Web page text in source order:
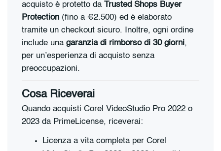
acquisto è protetto da Trusted Shops Buyer
Protection (fino a €2.500) ed è elaborato
tramite un checkout sicuro. Inoltre, ogni ordine
include una garanzia di rimborso di 30 giorni,
per un’esperienza di acquisto senza
preoccupazioni.
Cosa Riceverai
Quando acquisti Corel VideoStudio Pro 2022 o
2023 da PrimeLicense, riceverai:
Licenza a vita completa per Corel